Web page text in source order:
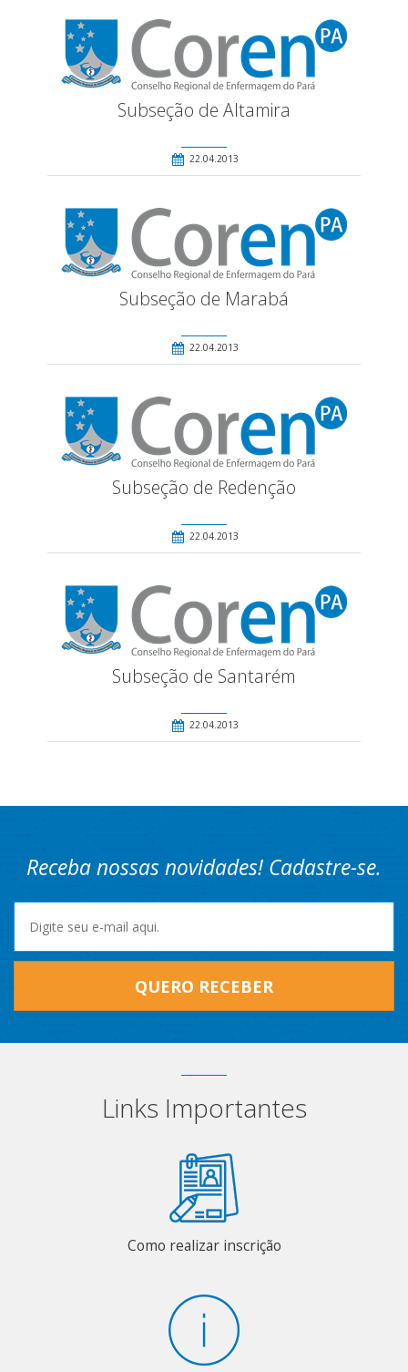
Subseção de Altamira
22.04.2013
Subseção de Marabá
22.04.2013
Subseção de Redenção
22.04.2013
Subseção de Santarém
22.04.2013
Receba nossas novidades! Cadastre-se.
QUERO RECEBER
Links Importantes
Como realizar inscrição